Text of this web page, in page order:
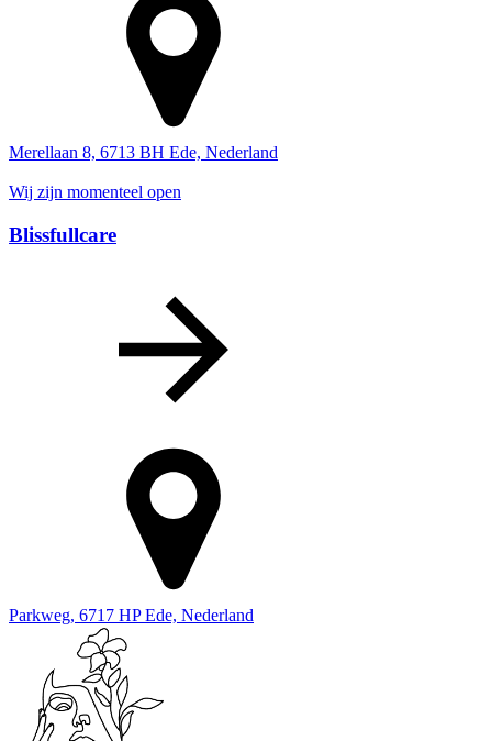
Merellaan 8, 6713 BH Ede, Nederland
Wij zijn momenteel open
Blissfullcare
Parkweg, 6717 HP Ede, Nederland